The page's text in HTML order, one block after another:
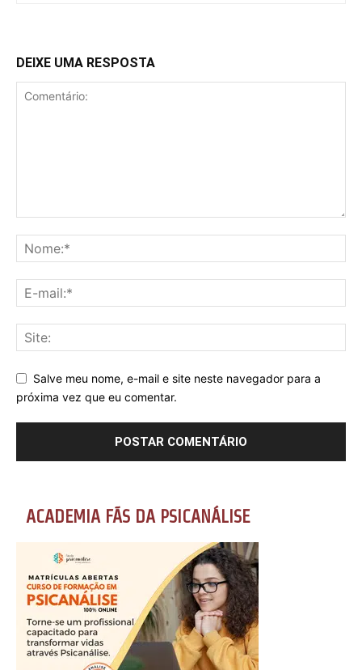
DEIXE UMA RESPOSTA
Salve meu nome, e-mail e site neste navegador para a
próxima vez que eu comentar.
ACADEMIA FÃS DA PSICANÁLISE